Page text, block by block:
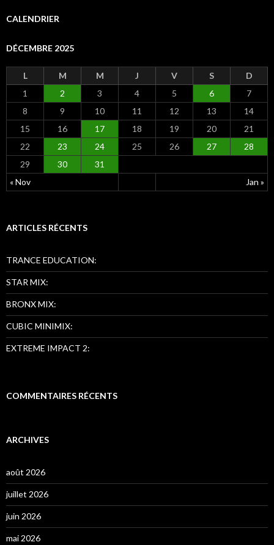
e
h
CALENDRIER
DÉCEMBRE 2025
L M M J V S D
« Nov Jan »
1 2 3 4 5 6
7
8
9 10 11 12 13
14
15
16 17 18 19 20
21
22
23 24 25 26 27
28
29
30 31
ARTICLES RÉCENTS
TRANCE EDUCATION:
STAR MIX:
BRONX MIX:
CUBIC MINIMIX:
EXTREME IMPACT 2:
COMMENTAIRES RÉCENTS
ARCHIVES
août 2026
juillet 2026
juin 2026
mai 2026